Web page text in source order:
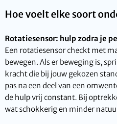
Hoe voelt elke soort
Rotatiesensor: hulp zodra je
Een rotatiesensor checkt met
bewegen. Als er beweging is,
kracht die bij jouw gekozen
pas na een deel van een
de hulp vrij constant. Bij
wat schokkerig en minder